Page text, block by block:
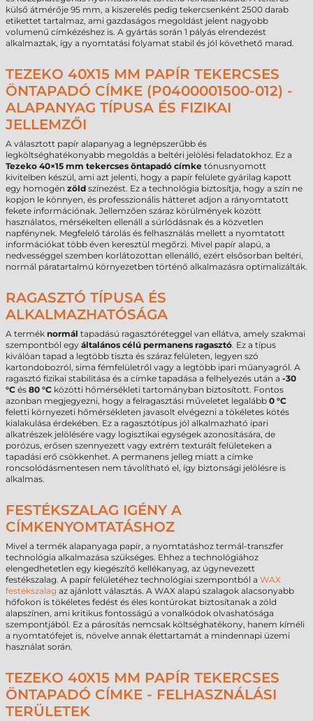
külső átmérője 95 mm, a kiszerelés pedig tekercsenként 2500 darab
etikettet tartalmaz, ami gazdaságos megoldást jelent nagyobb
volumenű címkézéshez is. A gyártás során 1 pályás elrendezést
alkalmaztak, így a nyomtatási folyamat stabil és jól követhető marad.
TEZEKO 40X15 MM PAPÍR TEKERCSES
ÖNTAPADÓ CÍMKE (P0400001500-012) -
ALAPANYAG TÍPUSA ÉS FIZIKAI
JELLEMZŐI
A választott papír alapanyag a legnépszerűbb és
legköltséghatékonyabb megoldás a beltéri jelölési feladatokhoz. Ez a
Tezeko 40×15 mm tekercses öntapadó címke tónusnyomott
kivitelben készül, ami azt jelenti, hogy a papír felülete gyárilag kapott
egy homogén zöld színezést. Ez a technológia biztosítja, hogy a szín ne
kopjon le könnyen, és professzionális hátteret adjon a rányomtatott
fekete információnak. Jellemzően száraz körülmények között
használatos, mérsékelten ellenáll a súrlódásnak és a közvetlen
napfénynek. Megfelelő tárolás és felhasználás mellett a nyomtatott
információkat több éven keresztül megőrzi. Mivel papír alapú, a
nedvességgel szemben korlátozottan ellenálló, ezért elsősorban beltéri,
normál páratartalmú környezetben történő alkalmazásra optimalizálták.
RAGASZTÓ TÍPUSA ÉS
ALKALMAZHATÓSÁGA
A termék normál tapadású ragasztóréteggel van ellátva, amely szakmai
szempontból egy általános célú permanens ragasztó. Ez a típus
kiválóan tapad a legtöbb tiszta és száraz felületen, legyen szó
kartondobozról, sima fémfelületről vagy a legtöbb ipari műanyagról. A
ragasztó fizikai stabilitása és a címke tapadása a felhelyezés után a -30
°C és 80 °C közötti hőmérsékleti tartományban biztosított. Fontos
azonban megjegyezni, hogy a felragasztási műveletet legalább 0 °C
feletti környezeti hőmérsékleten javasolt elvégezni a tökéletes kötés
kialakulása érdekében. Ez a ragasztótípus jól alkalmazható ipari
alkatrészek jelölésére vagy logisztikai egységek azonosítására, de
porózus, erősen szennyezett vagy extrém texturált felületeken a
tapadási erő csökkenhet. A permanens jelleg miatt a címke
roncsolódásmentesen nem távolítható el, így biztonsági jelölésre is
alkalmas.
FESTÉKSZALAG IGÉNY A
CÍMKENYOMTATÁSHOZ
Mivel a termék alapanyaga papír, a nyomtatáshoz termál-transzfer
technológia alkalmazása szükséges. Ehhez a technológiához
elengedhetetlen egy kiegészítő kellékanyag, az úgynevezett
festékszalag. A papír felületéhez technológiai szempontból a WAX
festékszalag az ajánlott választás. A WAX alapú szalagok alacsonyabb
hőfokon is tökéletes fedést és éles kontúrokat biztosítanak a zöld
alapszínen, ami kritikus fontosságú a vonalkódok olvashatósága
szempontjából. Ez a párosítás nemcsak költséghatékony, hanem kíméli
a nyomtatófejet is, növelve annak élettartamát a mindennapi üzemi
használat során.
TEZEKO 40X15 MM PAPÍR TEKERCSES
ÖNTAPADÓ CÍMKE - FELHASZNÁLÁSI
TERÜLETEK